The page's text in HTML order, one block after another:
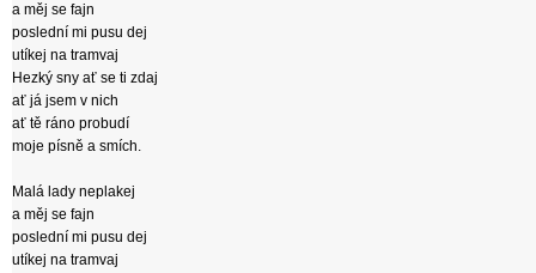
a měj se fajn
poslední mi pusu dej
utíkej na tramvaj
Hezký sny ať se ti zdaj
ať já jsem v nich
ať tě ráno probudí
moje písně a smích.
Malá lady neplakej
a měj se fajn
poslední mi pusu dej
utíkej na tramvaj